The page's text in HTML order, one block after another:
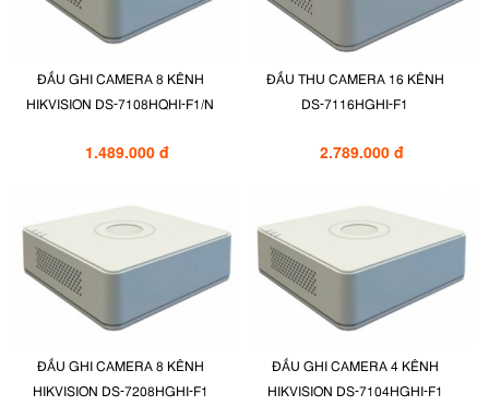
ĐẦU GHI CAMERA 8 KÊNH
HIKVISION DS-7108HQHI-F1/N
1.489.000 đ
ĐẦU THU CAMERA 16 KÊNH
DS-7116HGHI-F1
2.789.000 đ
ĐẦU GHI CAMERA 8 KÊNH
HIKVISION DS-7208HGHI-F1
ĐẦU GHI CAMERA 4 KÊNH
HIKVISION DS-7104HGHI-F1